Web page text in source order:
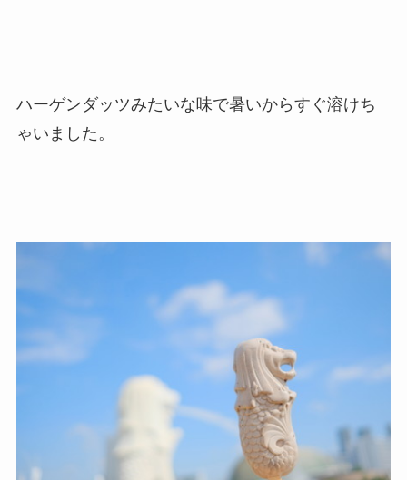
ハーゲンダッツみたいな味で暑いからすぐ溶けち
ゃいました。